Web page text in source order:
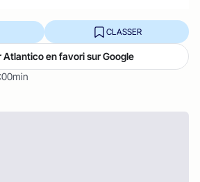
CLASSER
Atlantico en favori sur Google